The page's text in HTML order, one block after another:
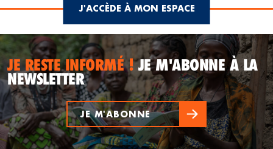
J'ACCÈDE À MON ESPACE
JE RESTE INFORMÉ !JE M'ABONNE À LA
NEWSLETTER
JE M'ABONNE